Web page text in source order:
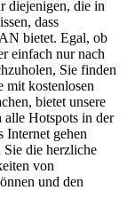
diejenigen, die in
dass
bietet. Egal, ob
einfach nur nach
Sie finden
mit kostenlosen
bietet unsere
Hotspots in der
Internet gehen
die herzliche
von
und den